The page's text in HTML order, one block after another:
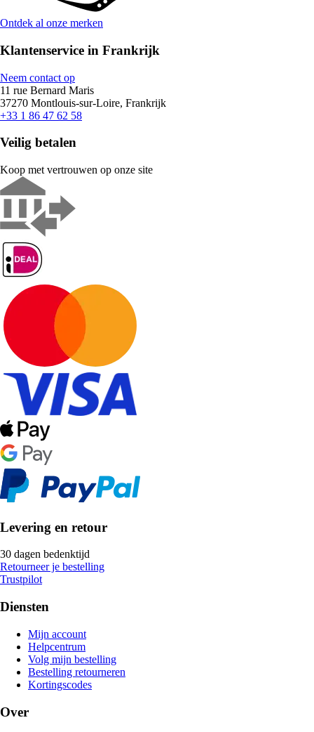
Ontdek al onze merken
Klantenservice in Frankrijk
Neem contact op
11 rue Bernard Maris
37270 Montlouis-sur-Loire, Frankrijk
+33 1 86 47 62 58
Veilig betalen
Koop met vertrouwen op onze site
Levering en retour
30 dagen bedenktijd
Retourneer je bestelling
Trustpilot
Diensten
Mijn account
Helpcentrum
Volg mijn bestelling
Bestelling retourneren
Kortingscodes
Over